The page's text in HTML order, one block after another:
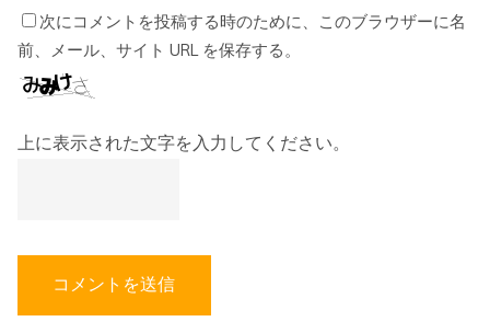
次にコメントを投稿する時のために、このブラウザーに名
前、メール、サイト URL を保存する。
上に表示された文字を入力してください。